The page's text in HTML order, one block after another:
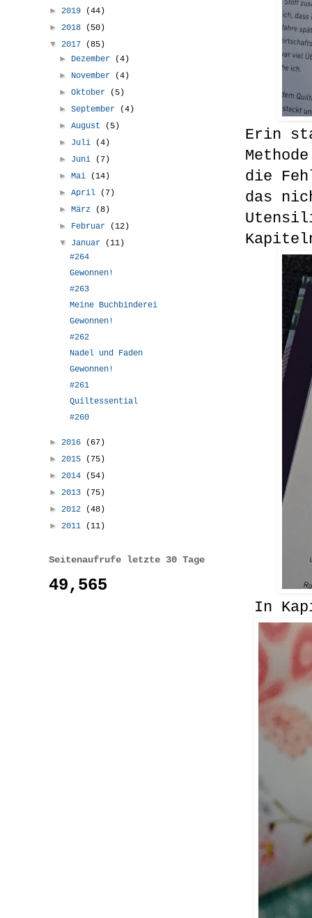
Erin
die
das
In
► 2019
(44)
► 2018
(50)
▼ 2017
(85)
► Dezember
(4)
► November
(4)
►Oktober
(5)
►September
(4)
►August
(5)
► Juli
(4)
► Juni
(7)
►Mai
(14)
►April
(7)
►März
(8)
► Februar
(12)
▼ Januar
(11)
#264
Gewonnen!
#263
Meine Buchbinderei
Gewonnen!
#262
Nadel und Faden
Gewonnen!
#261
Quiltessential
#260
► 2016
(67)
► 2015
(75)
► 2014
(54)
► 2013
(75)
► 2012
(48)
► 2011 (11)
Seitenaufrufe letzte 30 Tage
49,565